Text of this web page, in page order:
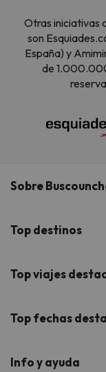
Otras iniciativas
son
España) y
de
Sobre
¿Quiénes somos?
Buscounchollo en los
Proveedores
Top destinos
Hoteles Andalucía
Hoteles Cataluña
Top viajes
Viajes con Niños
Viajes de Novios
Top fechas
Verano
Info y ayuda